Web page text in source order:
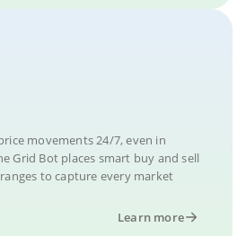
movements 24/7, even in
Grid Bot places smart buy and sell
to capture every market
Learn more